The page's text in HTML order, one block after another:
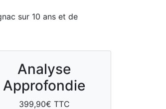
sur 10 ans et de
Analyse
Approfondie
399,90€ TTC